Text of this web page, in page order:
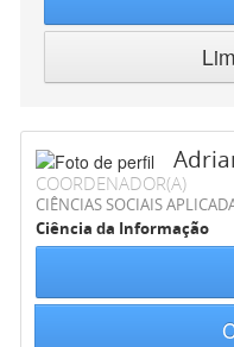
COORDENADOR(A)
CIÊNCIAS SOCIAIS
Ciência da Informação